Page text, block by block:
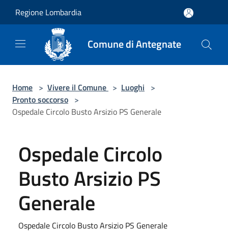
Regione Lombardia
Comune di Antegnate
Home > Vivere il Comune > Luoghi >
Pronto soccorso >
Ospedale Circolo Busto Arsizio PS Generale
Ospedale Circolo
Busto Arsizio PS
Generale
Ospedale Circolo Busto Arsizio PS Generale